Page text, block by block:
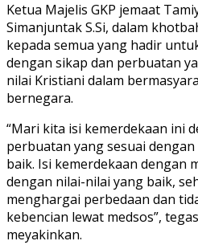
Ketua Majelis GKP jemaat
Simanjuntak S.Si, dalam
kepada semua yang hadir
dengan sikap dan perbuatan
nilai Kristiani dalam
bernegara.
“Mari kita isi kemerdekaan ini
perbuatan yang sesuai
baik. Isi kemerdekaan dengan
dengan nilai-nilai yang baik,
menghargai perbedaan dan
kebencian lewat medsos”,
meyakinkan.